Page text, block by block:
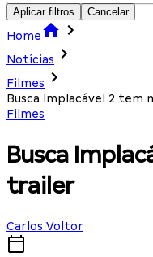
Aplicar filtros Cancelar
Home
Notícias
Filmes
Busca Implacável 2 tem
Filmes
Busca
trailer
Carlos Voltor